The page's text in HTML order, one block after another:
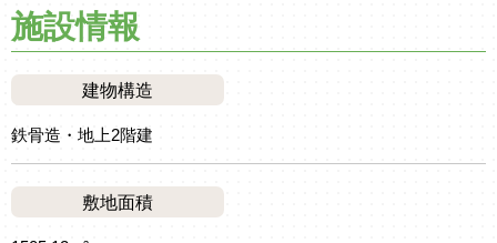
施設情報
建物構造
鉄骨造・地上2階建
敷地面積